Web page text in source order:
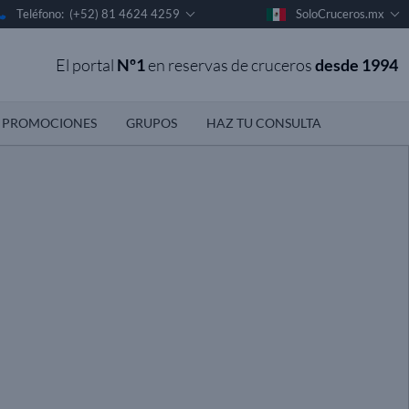
Teléfono: (+52) 81 4624 4259 SoloCruceros.mx
El portal Nº1en reservas de crucerosdesde 1994
PROMOCIONES GRUPOS HAZ TU CONSULTA